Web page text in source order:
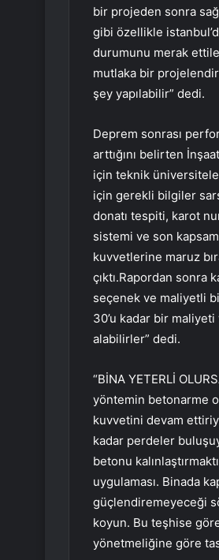
bir projeden sonra
gibi özellikle
durumunu merak
mutlaka bir
şey yapılabilir” dedi.
Deprem sonrası
arttığını belirten
için teknik
için gerekli bilgiler
donatı tespiti, karot
sistemi ve son
kuvvetlerine maruz
çıktı.Rapordan sonra
seçenek ve maliyetli
30’u kadar bir
alabilirler” dedi.
“BİNA YETERLİ
yöntemin betonarme
kuvvetini devam
kadar perdeler
betonu
uygulaması. Binada
güçlendiremeyeceği
koyun. Bu teşhise
yönetmeliğine göre